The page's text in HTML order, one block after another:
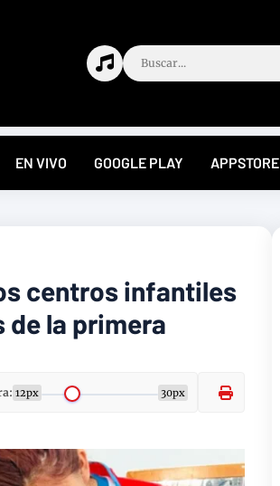
EN VIVO GOOGLE PLAY APPSTORE
centros infantiles
de la primera
12px 30px